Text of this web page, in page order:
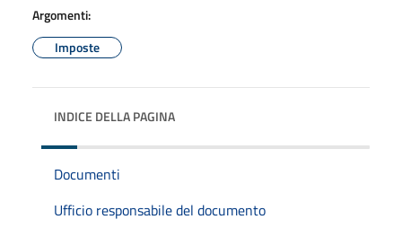
Argomenti:
Imposte
INDICE DELLA PAGINA
Documenti
Ufficio responsabile del documento